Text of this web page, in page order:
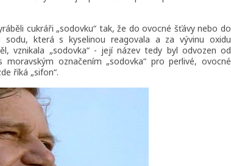
cukráři „sodovku“ tak, že do ovocné šťávy nebo do
která s kyselinou reagovala a za vývinu oxidu
vznikala „sodovka“ - její název tedy byl odvozen od
označením „sodovka“ pro perlivé, ovocné
říká „sifon“.